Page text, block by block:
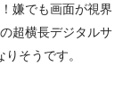
嫌でも画面が視界
超横長デジタルサ
そうです。